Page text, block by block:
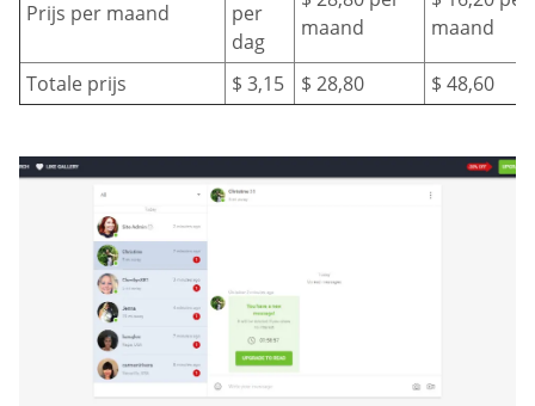
Prijs per maand
per
dag
maand
maand
Totale prijs $ 3,15 $ 28,80 $ 48,60